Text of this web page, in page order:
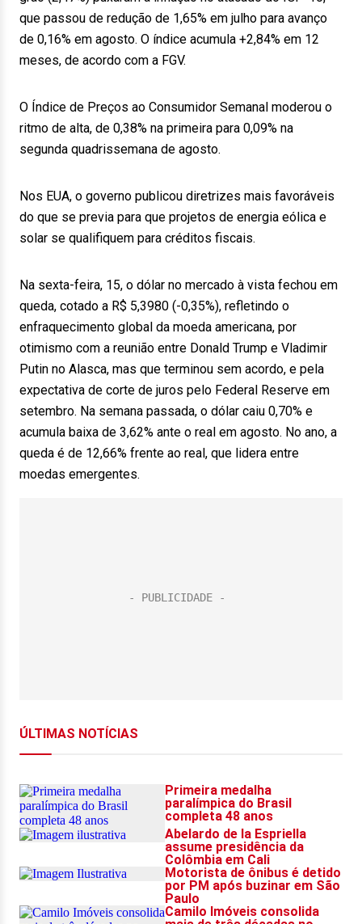
que passou de redução de 1,65% em julho para avanço
de 0,16% em agosto. O índice acumula +2,84% em 12
meses, de acordo com a FGV.
O Índice de Preços ao Consumidor Semanal moderou o
ritmo de alta, de 0,38% na primeira para 0,09% na
segunda quadrissemana de agosto.
Nos EUA, o governo publicou diretrizes mais favoráveis
do que se previa para que projetos de energia eólica e
solar se qualifiquem para créditos fiscais.
Na sexta-feira, 15, o dólar no mercado à vista fechou em
queda, cotado a R$ 5,3980 (-0,35%), refletindo o
enfraquecimento global da moeda americana, por
otimismo com a reunião entre Donald Trump e Vladimir
Putin no Alasca, mas que terminou sem acordo, e pela
expectativa de corte de juros pelo Federal Reserve em
setembro. Na semana passada, o dólar caiu 0,70% e
acumula baixa de 3,62% ante o real em agosto. No ano, a
queda é de 12,66% frente ao real, que lidera entre
moedas emergentes.